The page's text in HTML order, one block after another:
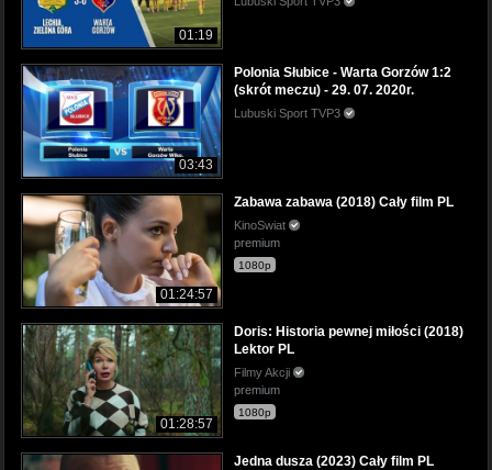
01:19
03:43
Polonia Słubice - Warta Gorzów 1:2
(skrót meczu) - 29. 07. 2020r.
Lubuski Sport TVP3
01:24:57
Zabawa zabawa (2018) Cały film PL
KinoSwiat
premium
1080p
01:28:57
Doris: Historia pewnej miłości (2018)
Lektor PL
Filmy Akcji
premium
1080p
Jedna dusza (2023) Cały film PL